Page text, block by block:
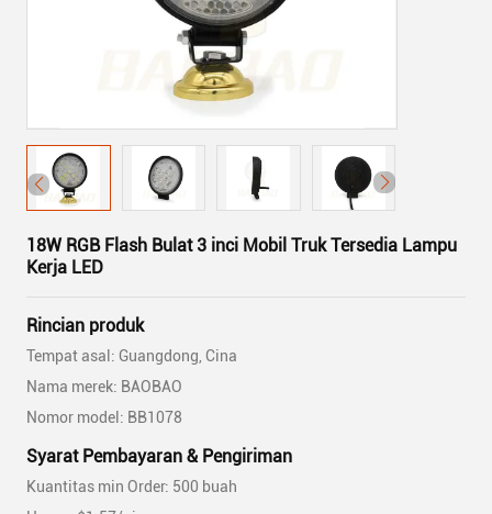
18W RGB Flash Bulat 3 inci Mobil Truk Tersedia Lampu
Kerja LED
Rincian produk
Tempat asal: Guangdong, Cina
Nama merek: BAOBAO
Nomor model: BB1078
Syarat Pembayaran & Pengiriman
Kuantitas min Order: 500 buah